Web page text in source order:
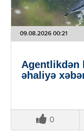
09.08.2026 00:21
Agentlikdən
əhaliyə
0